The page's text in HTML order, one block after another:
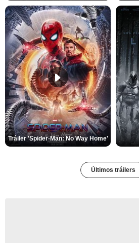
Tráiler 'Spider-Man: No Way Home'
Últimos tráilers